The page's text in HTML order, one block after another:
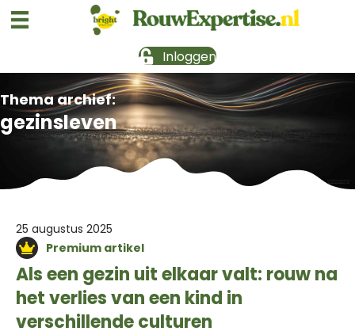
Inloggen
Thema archief:
gezinsleven
25 augustus 2025
Premium artikel
Als een gezin uit elkaar valt: rouw na
het verlies van een kind in
verschillende culturen